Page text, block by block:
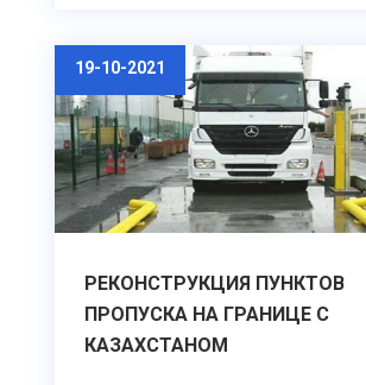
19-10-2021
РЕКОНСТРУКЦИЯ ПУНКТОВ
ПРОПУСКА НА ГРАНИЦЕ С
КАЗАХСТАНОМ